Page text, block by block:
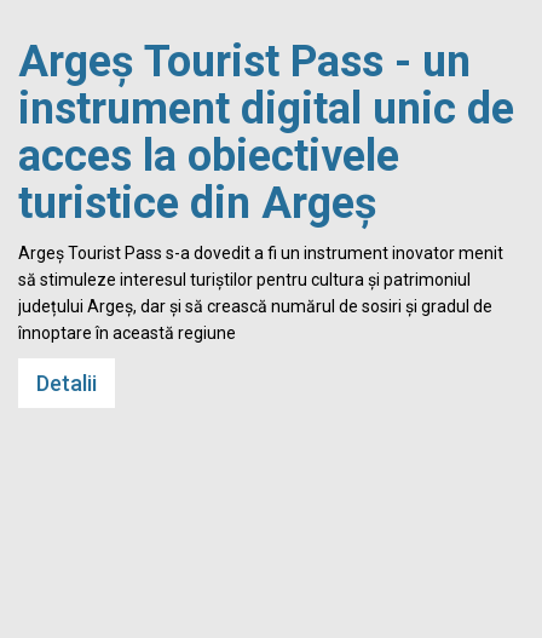
Argeș Tourist Pass - un
instrument digital unic de
acces la obiectivele
turistice din Argeș
Argeș Tourist Pass s-a dovedit a fi un instrument inovator menit
să stimuleze interesul turiștilor pentru cultura și patrimoniul
județului Argeș, dar și să crească numărul de sosiri și gradul de
înnoptare în această regiune
Detalii